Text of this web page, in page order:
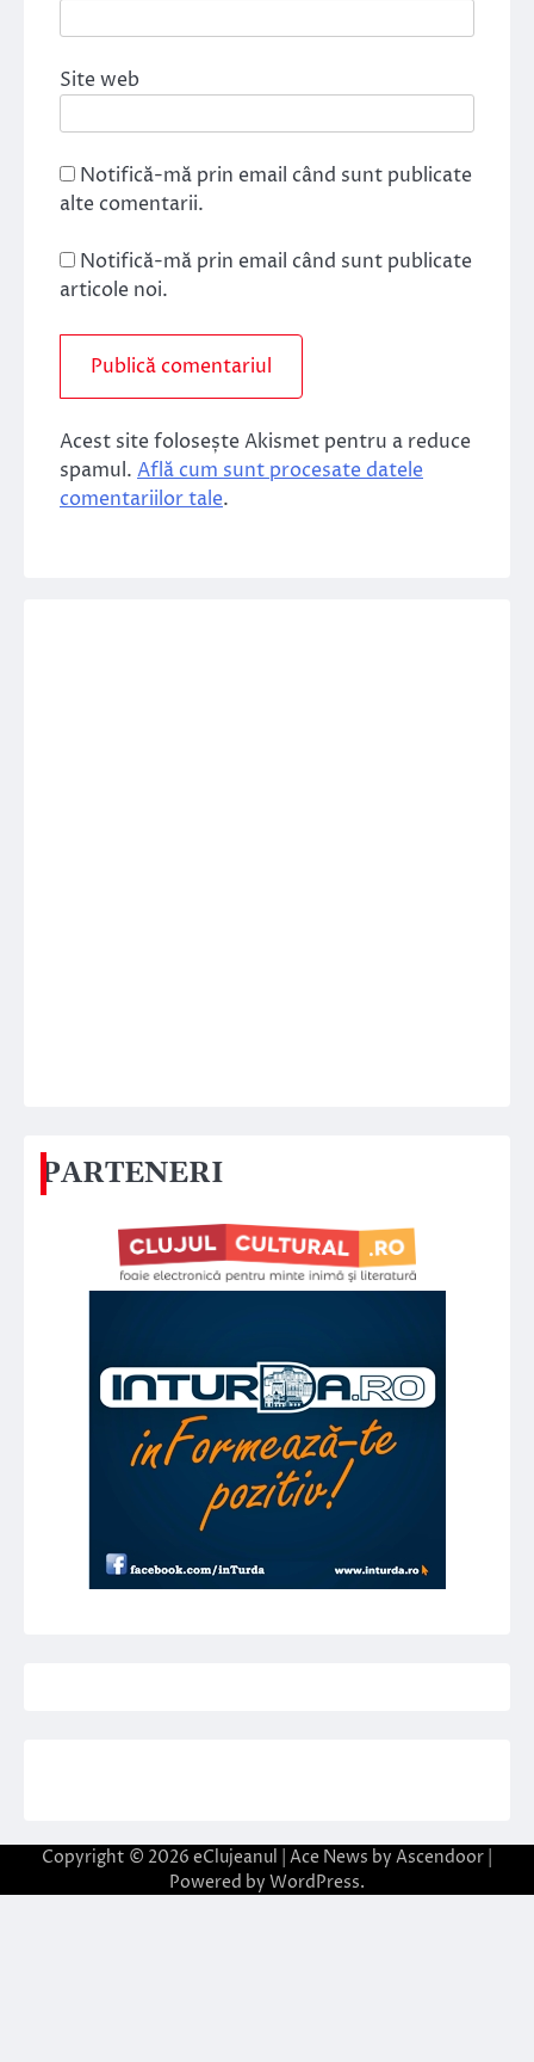
Site web
Notifică-mă prin email când sunt publicate
alte comentarii.
Notifică-mă prin email când sunt publicate
articole noi.
Acest site folosește Akismet pentru a reduce
spamul. Află cum sunt procesate datele
comentariilor tale.
PARTENERI
Copyright © 2026 eClujeanul | Ace News by Ascendoor
Powered by WordPress.